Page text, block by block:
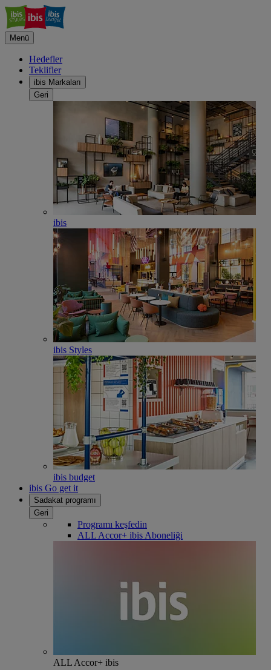
Menü
Hedefler
Teklifler
ibis Markaları
Geri
ibis
ibis Styles
ibis budget
ibis Go get it
Sadakat programı
Geri
Programı keşfedin
ALL Accor+ ibis Aboneliği
ALL Accor+ ibis